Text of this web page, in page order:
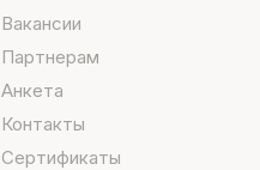
Вакансии
Партнерам
Анкета
Контакты
Сертификаты